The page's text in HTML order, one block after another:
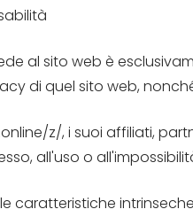
al sito web è
di quel sito web,
z/, i suoi affiliati,
all'uso o
caratteristiche